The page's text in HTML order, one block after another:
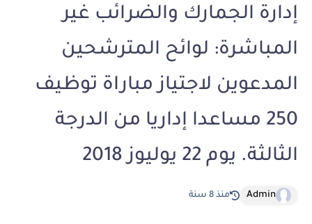
إدارة الجمارك والضرائب غير
المباشرة: لوائح المترشحين
المدعوين لاجتياز مباراة توظيف
250 مساعدا إداريا من الدرجة
الثالثة. يوم 22 يوليوز 2018
Admin منذ 8 سنة